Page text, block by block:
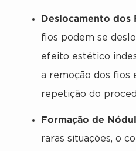
Deslocamento dos
fios podem se
efeito estético
a remoção dos fios
repetição do
Formação de
raras situações, o